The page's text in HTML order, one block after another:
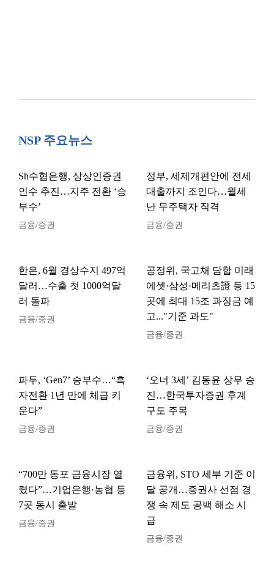
NSP 주요뉴스
Sh수협은행, 상상인증권
인수 추진…지주 전환 ‘승
부수’
금융/증권
정부, 세제개편안에 전세
대출까지 조인다…월세
난 무주택자 직격
금융/증권
한은, 6월 경상수지 497억
달러…수출 첫 1000억달
러 돌파
금융/증권
공정위, 국고채 담합 미래
에셋·삼성·메리츠證 등 15
곳에 최대 15조 과징금 예
고..."기준 과도"
금융/증권
파두, ‘Gen7’ 승부수…“흑
자전환 1년 만에 체급 키
운다”
금융/증권
‘오너 3세’ 김동윤 상무 승
진…한국투자증권 후계
구도 주목
금융/증권
“700만 동포 금융시장 열
렸다”…기업은행·농협 등
7곳 동시 출발
금융/증권
금융위, STO 세부 기준 이
달 공개…증권사 선점 경
쟁 속 제도 공백 해소 시
급
금융/증권